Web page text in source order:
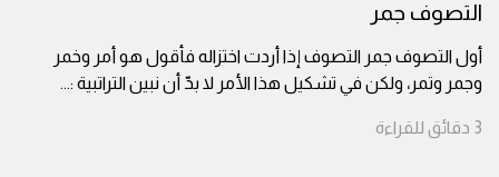
التصوف جمر
أول التصوف جمر التصوف إذا أردت اختزاله فأقول هو أمر وخمر
وجمر وتمر، ولكن في تشكيل هذا الأمر لا بدّ أن نبين التراتبية :...
3 دقائق للقراءة